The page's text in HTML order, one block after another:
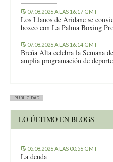
07.08.2026 A LAS 16:17 GMT
Los Llanos de Aridane se
boxeo con La Palma Boxing
07.08.2026 A LAS 16:14 GMT
Breña Alta celebra la Semana
amplia programación de
PUBLICIDAD
LO ÚLTIMO EN BLOGS
05.08.2026 A LAS 00:56 GMT
La deuda